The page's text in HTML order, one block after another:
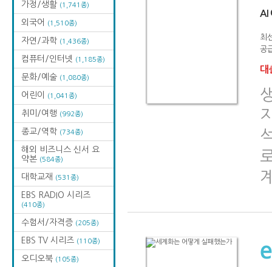
가정/생활 (1,741종)
외국어 (1,510종)
자연/과학 (1,436종)
컴퓨터/인터넷 (1,185종)
문화/예술 (1,080종)
어린이 (1,041종)
취미/여행 (992종)
종교/역학 (734종)
해외 비즈니스 신서 요
약본 (584종)
대학교재 (531종)
EBS RADIO 시리즈
(410종)
수험서/자격증 (205종)
EBS TV 시리즈 (110종)
오디오북 (105종)
AI
최
공
대